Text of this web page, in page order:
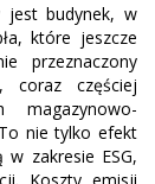
jest budynek, w
które jeszcze
przeznaczony
coraz częściej
nie tylko efekt
zakresie ESG,
Koszty emisji